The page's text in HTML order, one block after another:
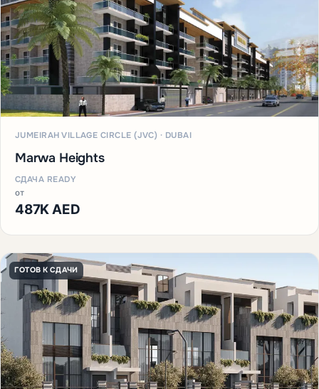
JUMEIRAH VILLAGE CIRCLE (JVC) · DUBAI
Marwa Heights
СДАЧА READY
от
487K AED
ГОТОВ К СДАЧИ